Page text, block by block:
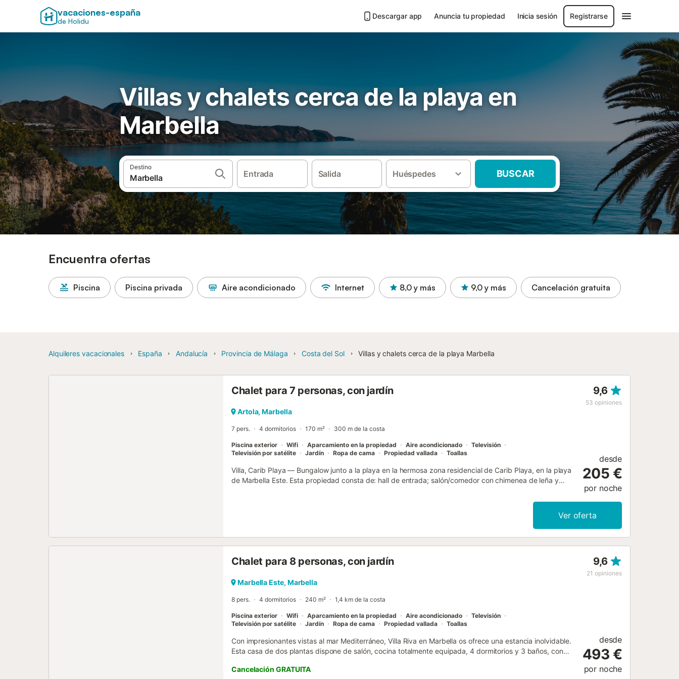
vacaciones-españa
de Holidu
Descargar app Anuncia tu propiedad Inicia sesión Registrarse
Villas y chalets cerca de la playa en
Marbella
Destino
Entrada Salida Huéspedes BUSCAR
Encuentra ofertas
Piscina Piscina privada Aire acondicionado Internet 8,0 y más 9,0 y más Cancelación gratuita
Alquileres vacacionales España Andalucía Provincia de Málaga Costa del Sol Villas y chalets cerca de la playa Marbella
Chalet para 7 personas, con jardín 9,6
53 opiniones
Artola, Marbella
7 pers. 4 dormitorios 170 m² 300 m de la costa
Piscina exterior Wifi Aparcamiento en la propiedad Aire acondicionado
Televisión
Televisión por satélite
Jardín Ropa de cama Propiedad vallada Toallas
Villa, Carib Playa — Bungalow junto a la playa en la hermosa zona residencial de Carib Playa, en la playa
de Marbella Este. Esta propiedad consta de: hall de entrada; salón/comedor con chimenea de leña y
principal con baño grande en suite y vestidor; 3 dormitorios que comparten un baño; aseo de invitados
privado muy soleado con zona de piscina alicatada y muchas plantas y árboles. Otras características
incluyen: baldosas cerámicas, aire acondicionado individual en las habitaciones, armarios empotrados,
minutos a pie del pintoresco puerto de Cabopino y a 15 minutos en coche del centro de Marbella....
desde
205 €
por noche
Ver oferta
Chalet para 8 personas, con jardín 9,6
21 opiniones
Marbella Este, Marbella
8 pers. 4 dormitorios 240 m² 1,4 km de la costa
Piscina exterior Wifi Aparcamiento en la propiedad Aire acondicionado
Televisión
Televisión por satélite
Jardín Ropa de cama Propiedad vallada Toallas
Con impresionantes vistas al mar Mediterráneo, Villa Riva en Marbella os ofrece una estancia inolvidable.
Esta casa de dos plantas dispone de salón, cocina totalmente equipada, 4 dormitorios y 3 baños, con
videollamadas), smart TV con servicios de streaming, aire acondicionado, lavadora y secadora. También
Cancelación GRATUITA
desde
493 €
por noche